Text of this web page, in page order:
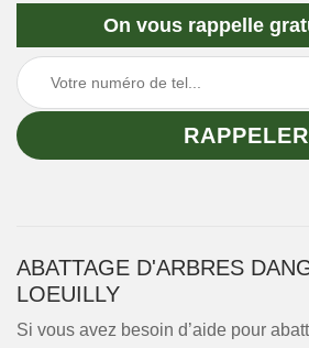
On vous rappelle
ABATTAGE D'ARBRES
LOEUILLY
Si vous avez besoin d’aide pour